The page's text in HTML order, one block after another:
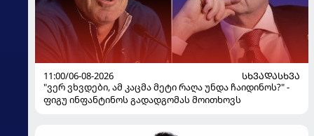
11:00/06-08-2026
ᲡᲮᲕᲐᲓᲐᲡᲮᲕᲐ
"ვერ ვხვდები, ამ კაცმა მეტი რაღა უნდა ჩაიდინოს?" -
ფიგუ ინფანტინოს გადადგომას მოითხოვს